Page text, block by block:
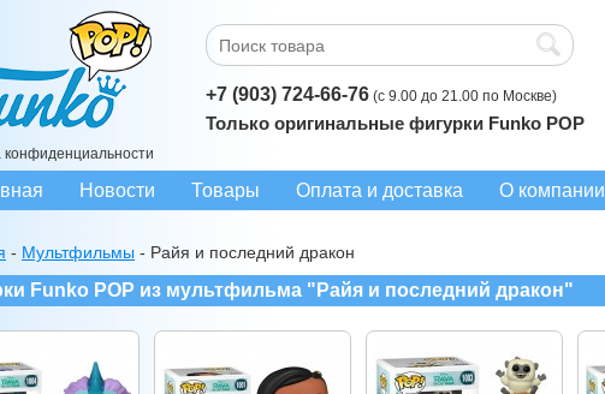
конфиденциальности
+7 (903) 724-66-76 (с 9.00 до 21.00 по Москве)
Только оригинальные фигурки Funko POP
Новости Товары Оплата и доставка О компании
- Мультфильмы - Райя и последний дракон
Funko POP из мультфильма "Райя и последний дракон"